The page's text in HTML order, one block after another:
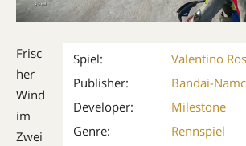
Spiel:
Valentino
Publisher:
Bandai-
Developer:
Milestone
Genre:
Rennspiel
Frisc
her
Wind
im
Zwei